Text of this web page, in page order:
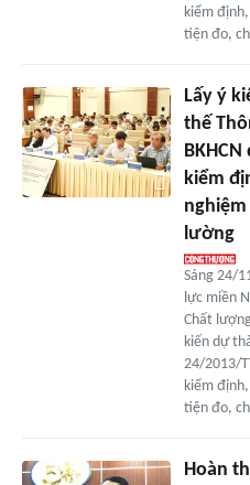
kiểm
tiện đo,
Lấy ý
thế
kiểm
lường
Sáng 24/
lực miền
Chất
kiến dự
24/2013/
kiểm
tiện đo,
Hoàn